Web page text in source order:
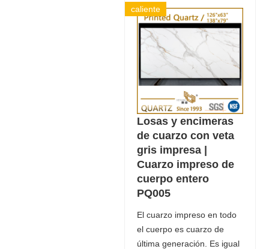
caliente
Losas y encimeras
de cuarzo con veta
gris impresa |
Cuarzo impreso de
cuerpo entero
PQ005
El cuarzo impreso en todo
el cuerpo es cuarzo de
última generación. Es igual